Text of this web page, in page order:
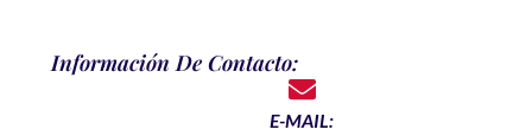
Información De Contacto:
E-MAIL: